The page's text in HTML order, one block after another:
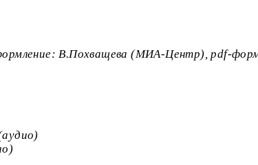
В.Похващева (МИА-Центр), pdf-